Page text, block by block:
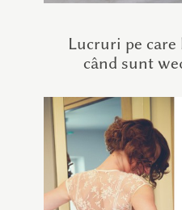
Lucruri pe care
când sunt